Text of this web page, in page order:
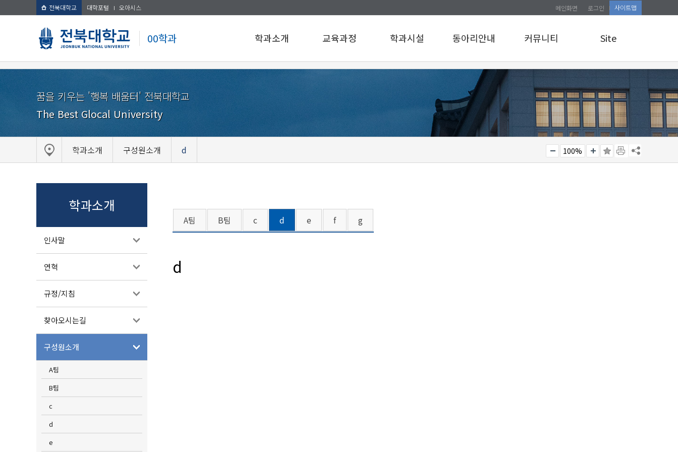
전북대학교 대학포털 오아시스
00학과
메인화면 로그인 사이트맵
학과소개
인사말
d
교육과정
교육과정
학과시설
학과시설
동아리안내
동아리안내
커뮤니티
공지사항
관리자 교육 신청
Site
로그인
꿈을 키우는 '행복 배움터' 전북대학교
The Best Glocal University
학과소개 구성원소개 d 100%
학과소개
인사말
연혁
규정/지침
찾아오시는길
구성원소개
A팀
B팀
c
d
e
A팀 B팀 c d e f g
d